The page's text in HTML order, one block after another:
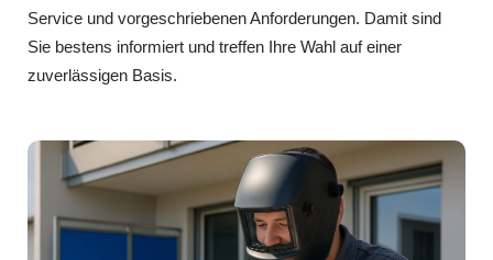
Service und vorgeschriebenen Anforderungen. Damit sind
Sie bestens informiert und treffen Ihre Wahl auf einer
zuverlässigen Basis.